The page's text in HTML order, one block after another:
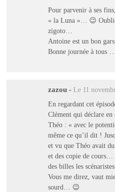
Pour parvenir à ses
« la Luna »… 😉
zigoto…
Antoine est un bon
Bonne journée à tous …
zazou - Le 11
En regardant cet
Clément qui déclare en
Théo : « avec le
même ce qu’il dit !
et vu que Théo avait
et des copie de
des billes les
Vous me direz, vaut
sourd… 😉